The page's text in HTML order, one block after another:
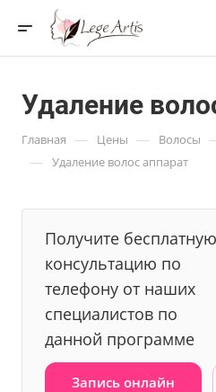
Удаление
Главная — Цены — Волосы
— Удаление волос аппарат
Получите бесплатную
консультацию по
телефону от наших
специалистов по
данной программе
Запись онлайн